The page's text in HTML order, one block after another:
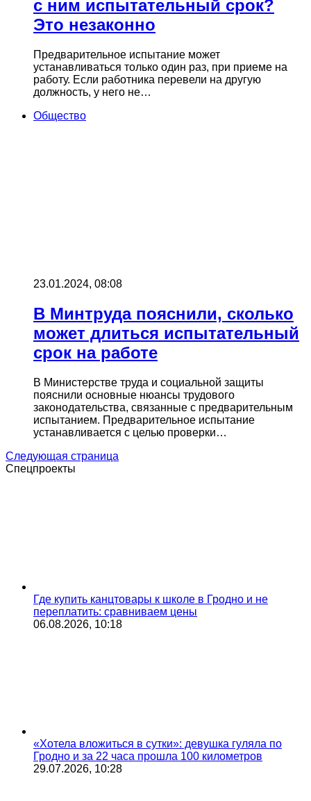
с ним испытательный срок?
Это незаконно
Предварительное испытание может
устанавливаться только один раз, при приеме на
работу. Если работника перевели на другую
должность, у него не…
Общество
23.01.2024, 08:08
В Минтруда пояснили, сколько
может длиться испытательный
срок на работе
В Министерстве труда и социальной защиты
пояснили основные нюансы трудового
законодательства, связанные с предварительным
испытанием. Предварительное испытание
устанавливается с целью проверки…
Следующая страница
Спецпроекты
Где купить канцтовары к школе в Гродно и не
переплатить: сравниваем цены
06.08.2026, 10:18
«Хотела вложиться в сутки»: девушка гуляла по
Гродно и за 22 часа прошла 100 километров
29.07.2026, 10:28